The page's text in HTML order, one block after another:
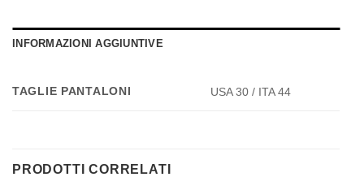
INFORMAZIONI AGGIUNTIVE
TAGLIE PANTALONI USA 30 / ITA 44
PRODOTTI CORRELATI